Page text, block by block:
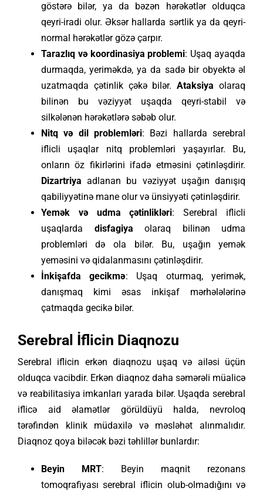
göstərə bilər, ya da bəzən hərəkətlər olduqca
qeyri-iradi olur. Əksər hallarda sərtlik ya da qeyri-
normal hərəkətlər gözə çarpır.
Tarazlıq və koordinasiya problemi: Uşaq ayaqda
durmaqda, yeriməkdə, ya da sadə bir obyektə əl
uzatmaqda çətinlik çəkə bilər.Ataksiya olaraq
bilinən bu vəziyyət uşaqda qeyri-stabil və
silkələnən hərəkətlərə səbəb olur.
Nitq və dil problemləri: Bəzi hallarda serebral
iflicli uşaqlar nitq problemləri yaşayırlar. Bu,
onların öz fikirlərini ifadə etməsini çətinləşdirir.
Dizartriya adlanan bu vəziyyət uşağın danışıq
qabiliyyətinə mane olur və ünsiyyəti çətinləşdirir.
Yemək və udma çətinlikləri: Serebral iflicli
uşaqlarda disfagiya olaraq bilinən udma
problemləri də ola bilər. Bu, uşağın yemək
yeməsini və qidalanmasını çətinləşdirir.
İnkişafda gecikmə: Uşaq oturmaq, yerimək,
danışmaq kimi əsas inkişaf mərhələlərinə
çatmaqda gecikə bilər.
Serebral İflicin Diaqnozu
Serebral iflicin erkən diaqnozu uşaq və ailəsi üçün
olduqca vacibdir. Erkən diaqnoz daha səmərəli müalicə
və reabilitasiya imkanları yarada bilər. Uşaqda serebral
iflicə aid əlamətlər görüldüyü halda, nevroloq
tərəfindən klinik müdaxilə və məsləhət alınmalıdır.
Diaqnoz qoya biləcək bəzi təhlillər bunlardır:
Beyin MRT: Beyin maqnit rezonans
tomoqrafiyası serebral iflicin olub-olmadığını və